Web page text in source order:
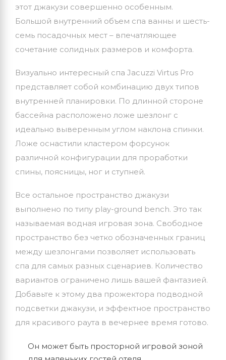
этот джакузи совершенно особенным.
Большой внутренний объем спа ванны и шесть-
семь посадочных мест – впечатляющее
сочетание солидных размеров и комфорта.
Визуально интересный спа Jacuzzi Virtus Pro
представляет собой комбинацию двух типов
внутренней планировки. По длинной стороне
бассейна расположено ложе шезлонг с
идеально выверенным углом наклона спинки.
Ложе оснастили кластером форсунок
различной конфигурации для проработки
спины, поясницы, ног и ступней.
Все остальное пространство джакузи
выполнено по типу play-ground bench. Это так
называемая водная игровая зона. Свободное
пространство без четко обозначенных границ
между шезлонгами позволяет использовать
спа для самых разных сценариев. Количество
вариантов ограничено лишь вашей фантазией.
Добавьте к этому два прожектора подводной
подсветки джакузи, и эффектное пространство
для красивого раута в вечернее время готово.
Он может быть просторной игровой зоной